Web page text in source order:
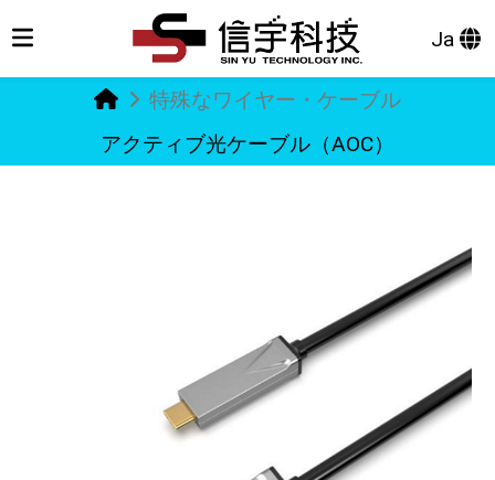
Ja
特殊なワイヤー・ケーブル
アクティブ光ケーブル（AOC）